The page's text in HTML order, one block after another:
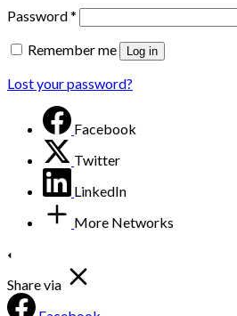
Password*
Remember me
Log in
Lost your password?
Facebook
Twitter
LinkedIn
More Networks
Share via